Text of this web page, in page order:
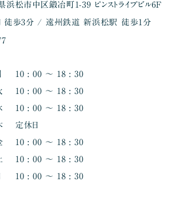
松市中区鍛冶町1-39 ピンストライプビル6F
徒歩3分 / 遠州鉄道 新浜松駅 徒歩1分
10 : 00 〜 18 : 30
10 : 00 〜 18 : 30
10 : 00 〜 18 : 30
定休日
10 : 00 〜 18 : 30
10 : 00 〜 18 : 30
10 : 00 〜 18 : 30